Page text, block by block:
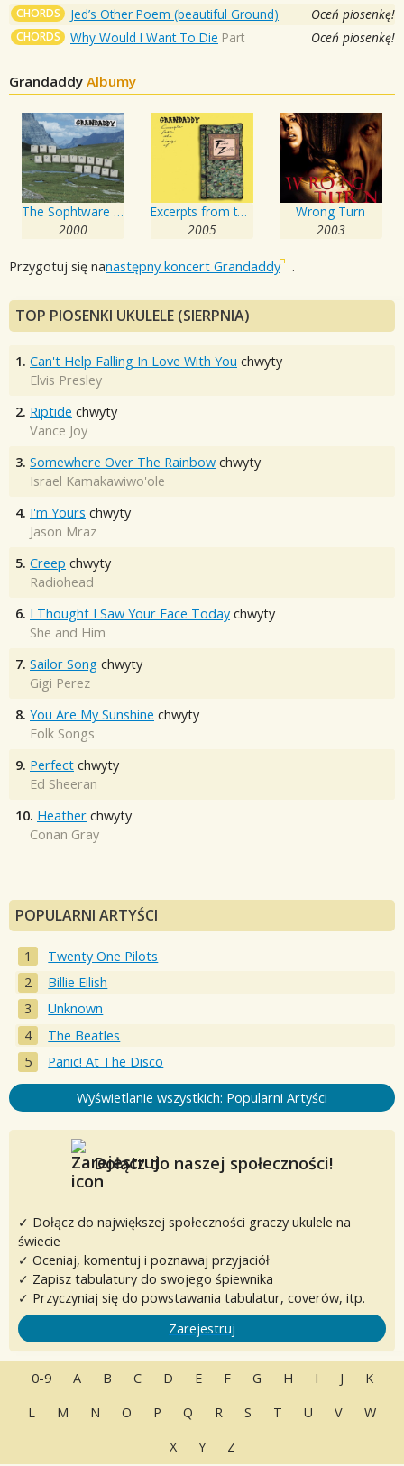
CHORDS Jed’s Other Poem (beautiful Ground) Oceń piosenkę!
CHORDS Why Would I Want To Die Part Oceń piosenkę!
Grandaddy Albumy
The Sophtware Slump
2000
Excerpts from the Diary of Todd Zilla
2005
Wrong Turn
2003
Przygotuj się nanastępny koncert Grandaddy .
TOP PIOSENKI UKULELE (SIERPNIA)
1. Can't Help Falling In Love With You chwyty
Elvis Presley
2. Riptide chwyty
Vance Joy
3. Somewhere Over The Rainbow chwyty
Israel Kamakawiwo'ole
4. I'm Yours chwyty
Jason Mraz
5. Creep chwyty
Radiohead
6. I Thought I Saw Your Face Today chwyty
She and Him
7. Sailor Song chwyty
Gigi Perez
8. You Are My Sunshine chwyty
Folk Songs
9. Perfect chwyty
Ed Sheeran
10. Heather chwyty
Conan Gray
POPULARNI ARTYŚCI
Twenty One Pilots
Billie Eilish
Unknown
The Beatles
Panic! At The Disco
Wyświetlanie wszystkich: Popularni Artyści
Dołącz do naszej społeczności!
✓ Dołącz do największej społeczności graczy ukulele na
świecie
✓ Oceniaj, komentuj i poznawaj przyjaciół
✓ Zapisz tabulatury do swojego śpiewnika
✓ Przyczyniaj się do powstawania tabulatur, coverów, itp.
Zarejestruj
0-9 A B C D E F G H I J
K
L
M N O P Q R S T U V
W
X
Y Z